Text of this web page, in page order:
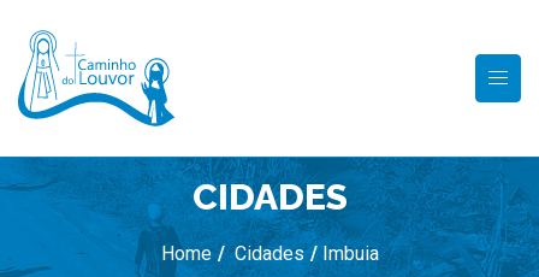
CIDADES
Home /Cidades /Imbuia